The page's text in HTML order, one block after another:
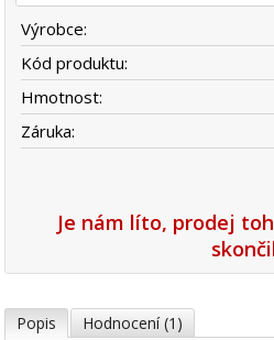
Výrobce:
Kód produktu:
Hmotnost:
Záruka:
Je nám líto, prodej
Popis Hodnocení (1)